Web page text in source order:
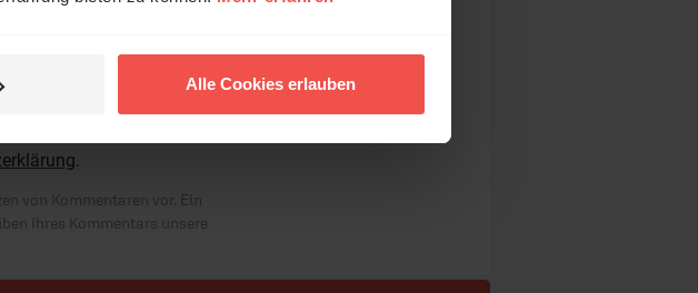
Alle Cookies erlauben
erfasst und zum Zweck
.
von Kommentaren vor. Ein
Ihres Kommentars unsere